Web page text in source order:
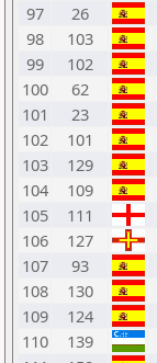
97
26
98
103
99
102
100
62
101
23
102
101
103
129
104
109
105
111
106
127
107
93
108
130
109
124
110
139